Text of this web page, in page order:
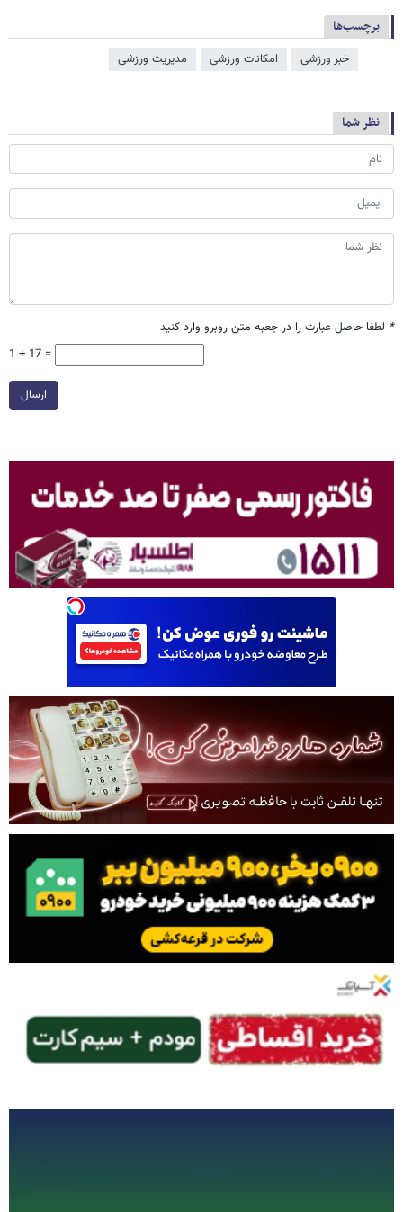
برچسب‌ها
خبر ورزشی امکانات ورزشی مدیریت ورزشی
نظر شما
* لطفا حاصل عبارت را در جعبه متن روبرو وارد کنید
1 + 17 =
ارسال